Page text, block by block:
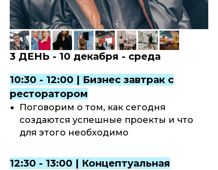
3 ДЕНЬ - 10 декабря - среда
10:30 - 12:00 | Бизнес завтрак с
ресторатором
Поговорим о том, как сегодня
создаются успешные проекты и что
для этого необходимо
12:30 - 13:00 | Концептуальная